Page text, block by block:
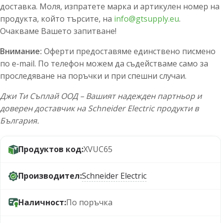
доставка. Моля, изпратете марка и артикулен номер на
продукта, който търсите, на info@gtsupply.eu.
Очакваме Вашето запитване!
Внимание: Оферти предоставяме единствено писмено
по e-mail. По телефон можем да съдействаме само за
проследяване на поръчки и при спешни случаи.
Джи Ти Съплай ООД – Вашият надежден партньор и
доверен доставчик на Schneider Electric продукти в
България.
Продуктов код:XVUC65
Производител:Schneider Electric
Наличност:По поръчка